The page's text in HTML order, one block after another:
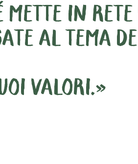
METTE IN RETE
AL TEMA
VALORI.»